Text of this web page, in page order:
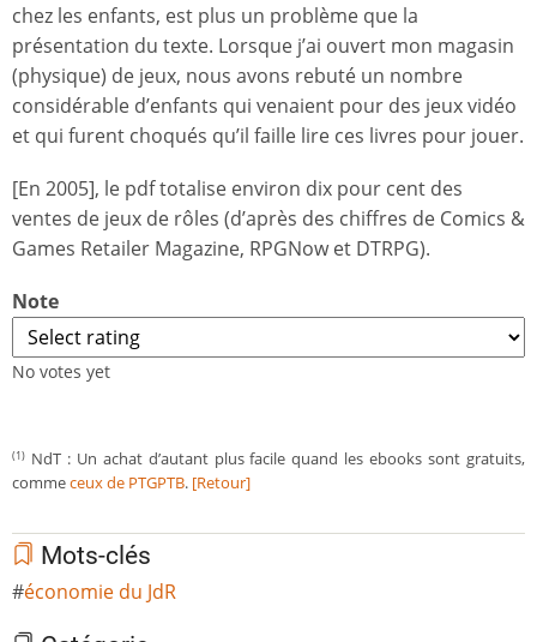
chez les enfants, est plus un problème que la
présentation du texte. Lorsque j’ai ouvert mon magasin
(physique) de jeux, nous avons rebuté un nombre
considérable d’enfants qui venaient pour des jeux vidéo
et qui furent choqués qu’il faille lire ces livres pour jouer.
[En 2005], le pdf totalise environ dix pour cent des
ventes de jeux de rôles (d’après des chiffres de Comics &
Games Retailer Magazine, RPGNow et DTRPG).
Note
No votes yet
(1) NdT : Un achat d’autant plus facile quand les ebooks sont gratuits,
commeceux de PTGPTB. [Retour]
Mots-clés
économie du JdR